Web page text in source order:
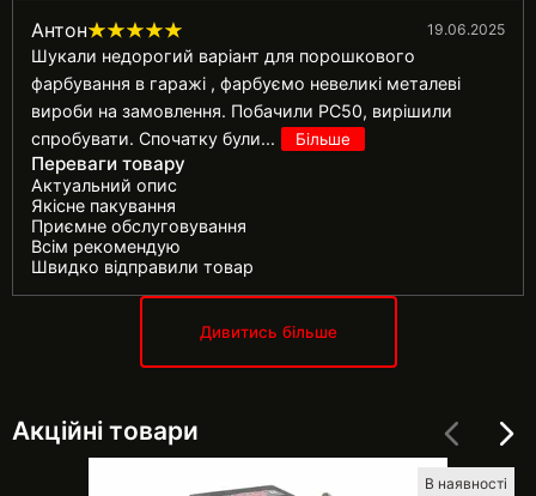
Антон 19.06.2025
Шукали недорогий варіант для порошкового
фарбування в гаражі , фарбуємо невеликі металеві
вироби на замовлення. Побачили PC50, вирішили
спробувати. Спочатку були... Більше
Переваги товару
Актуальний опис
Якісне пакування
Приємне обслуговування
Всім рекомендую
Швидко відправили товар
Дивитись більше
Акційні товари
В наявності